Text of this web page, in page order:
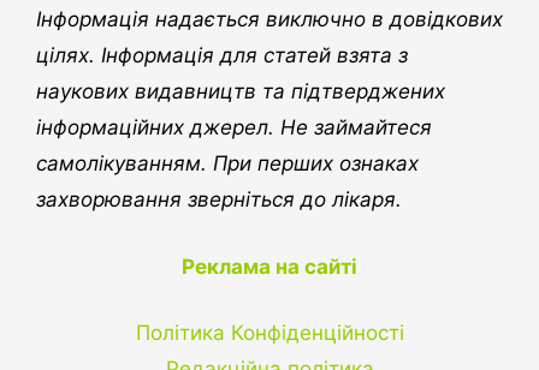
Інформація надається виключно в довідкових
цілях. Інформація для статей взята з
наукових видавництв та підтверджених
інформаційних джерел. Не займайтеся
самолікуванням. При перших ознаках
захворювання зверніться до лікаря.
Реклама на сайті
Політика Конфіденційності